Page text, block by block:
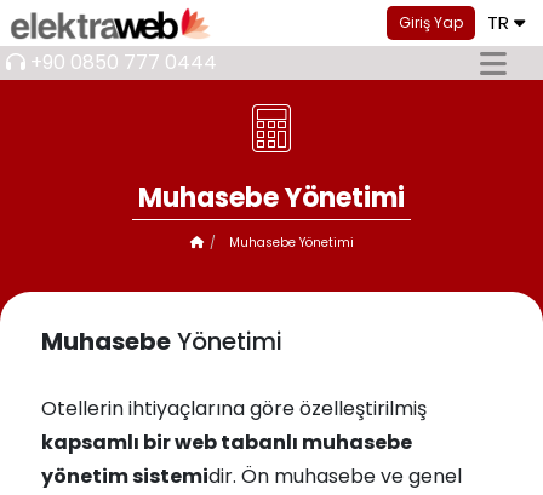
Giriş Yap TR
+90 0850 777 0444
Muhasebe Yönetimi
Muhasebe Yönetimi
MuhasebeYönetimi
Otellerin ihtiyaçlarına göre özelleştirilmiş
kapsamlı bir web tabanlı muhasebe
yönetim sistemidir. Ön muhasebe ve genel